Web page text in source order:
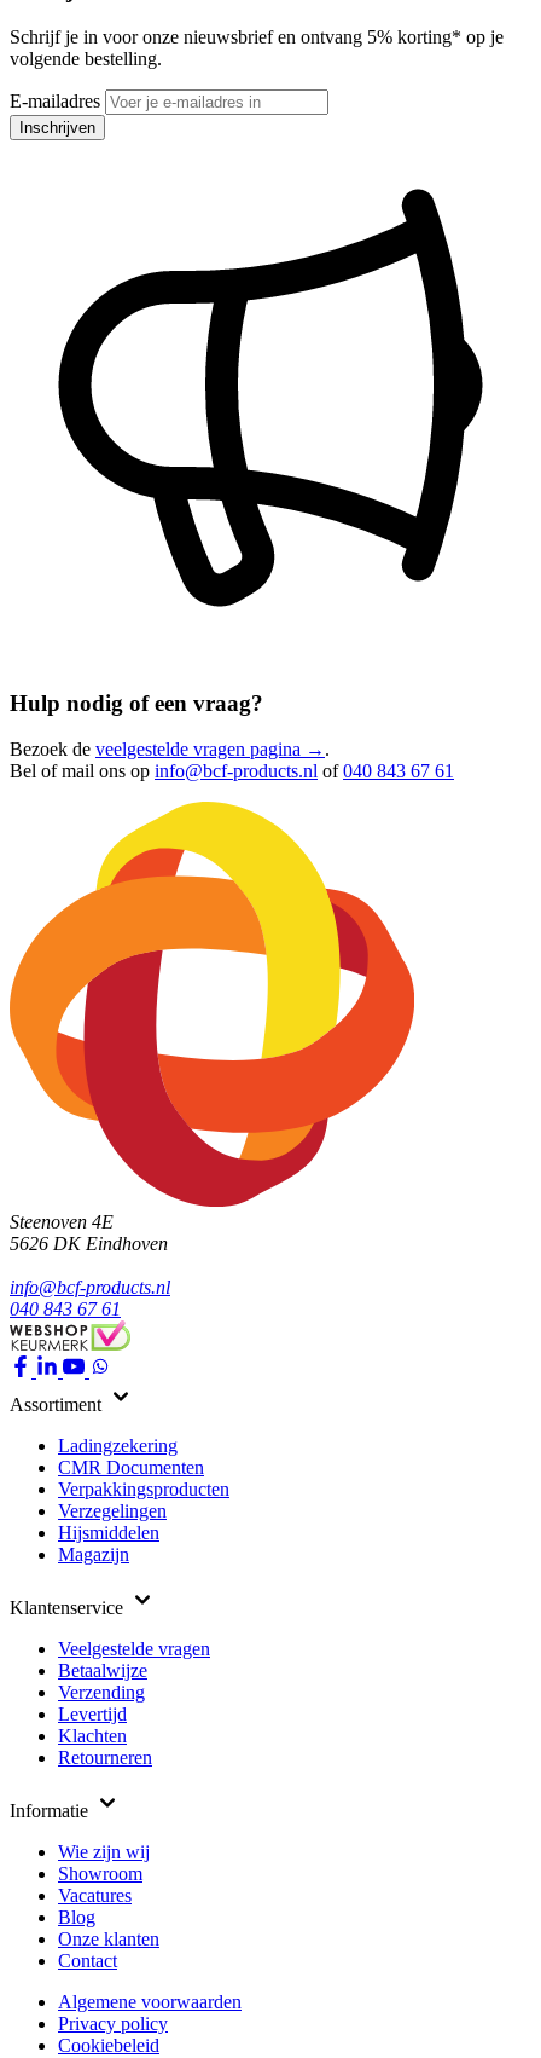
Schrijf je in voor onze nieuwsbrief en ontvang 5% korting* op je
volgende bestelling.
E-mailadres
Inschrijven
Hulp nodig of een vraag?
Bezoek de veelgestelde vragen pagina → .
Bel of mail ons op info@bcf-products.nl of040 843 67 61
Steenoven 4E
5626 DK Eindhoven
info@bcf-products.nl
040 843 67 61
Assortiment
Ladingzekering
CMR Documenten
Verpakkingsproducten
Verzegelingen
Hijsmiddelen
Magazijn
Klantenservice
Veelgestelde vragen
Betaalwijze
Verzending
Levertijd
Klachten
Retourneren
Informatie
Wie zijn wij
Showroom
Vacatures
Blog
Onze klanten
Contact
Algemene voorwaarden
Privacy policy
Cookiebeleid